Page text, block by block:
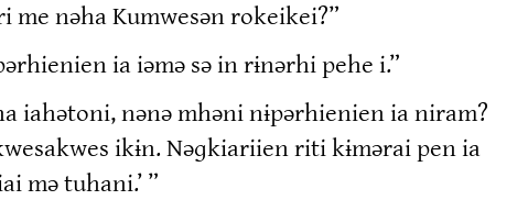
nəha Kumwesən rokeikei?”
ia iəmə sə in rɨnərhi pehe i.”
iahətoni, nənə mhəni nɨpərhienien ia niram?
ikɨn. Nəɡkiariien riti kɨmərai pen ia
mə tuhani.’ ”